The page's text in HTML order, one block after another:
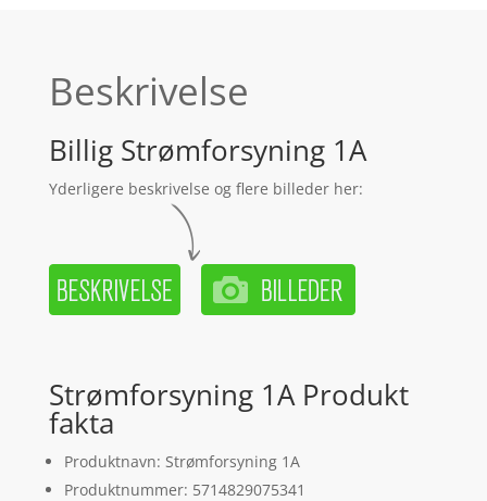
Beskrivelse
Billig Strømforsyning 1A
Yderligere beskrivelse og flere billeder her:
Strømforsyning 1A Produkt
fakta
Produktnavn: Strømforsyning 1A
Produktnummer: 5714829075341